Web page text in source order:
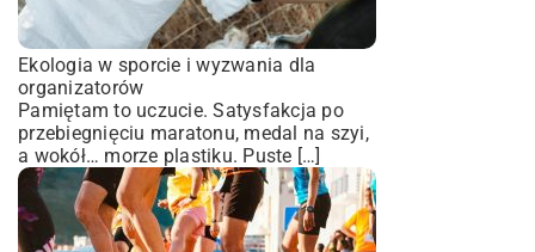
Ekologia w sporcie i wyzwania dla
organizatorów
Pamiętam to uczucie. Satysfakcja po
przebiegnięciu maratonu, medal na szyi,
a wokół… morze plastiku. Puste […]